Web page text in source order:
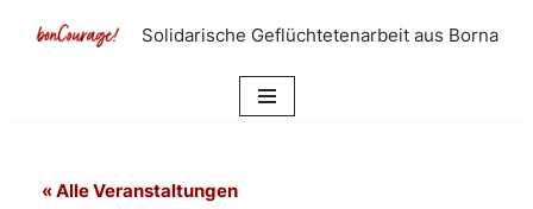
Solidarische Geflüchtetenarbeit aus Borna
« Alle Veranstaltungen